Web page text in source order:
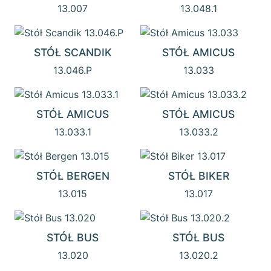
13.007 13.048.1
STÓŁ SCANDIK
13.046.P
STÓŁ AMICUS
13.033
STÓŁ AMICUS
13.033.1
STÓŁ AMICUS
13.033.2
STÓŁ BERGEN
13.015
STÓŁ BIKER
13.017
STÓŁ BUS
13.020
STÓŁ BUS
13.020.2